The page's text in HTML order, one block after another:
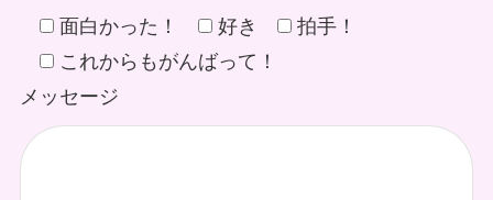
面白かった！ 好き
拍手！
これからもがんばって！
メッセージ